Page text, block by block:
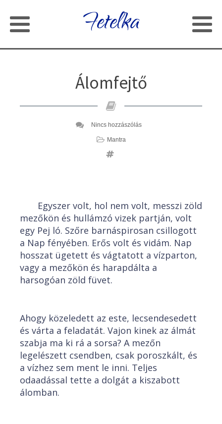
Fetelka
Álomfejtő
Nincs hozzászólás
Mantra
Egyszer volt, hol nem volt, messzi zöld
mezőkön és hullámzó vizek partján, volt
egy Pej ló. Szőre barnáspirosan csillogott
a Nap fényében. Erős volt és vidám. Nap
hosszat ügetett és vágtatott a vízparton,
vagy a mezőkön és harapdálta a
harsogóan zöld füvet.
Ahogy közeledett az este, lecsendesedett
és várta a feladatát. Vajon kinek az álmát
szabja ma ki rá a sorsa? A mezőn
legelészett csendben, csak poroszkált, és
a vízhez sem ment le inni. Teljes
odaadással tette a dolgát a kiszabott
álomban.